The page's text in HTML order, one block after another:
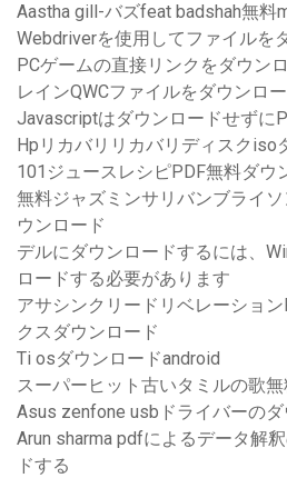
Aastha gill-バズfeat badshah無料
Webdriverを使用してファイルを
PCゲームの直接リンクをダウン
レインQWCファイルをダウンロ
Javascriptはダウンロードせずに
Hpリカバリリカバリディスクiso
101ジュースレシピPDF無料ダウ
無料ジャズミンサリバンブライ
ウンロード
デルにダウンロードするには、
ロードする必要があります
アサシンクリードリベレーショ
クスダウンロード
Ti osダウンロードandroid
スーパーヒット古いタミルの歌
Asus zenfone usbドライバーの
Arun sharma pdfによるデータ解
ドする